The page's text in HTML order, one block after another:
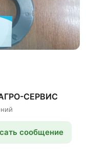
СЕРВИС
сообщение